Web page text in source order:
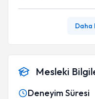
Daha
Mesleki
Deneyim Süresi